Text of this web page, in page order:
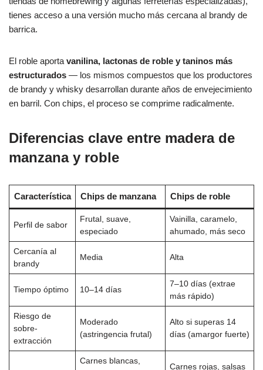
tienes acceso a una versión mucho más cercana al brandy de
barrica.
El roble aporta vanilina, lactonas de roble y taninos más
estructurados — los mismos compuestos que los productores
de brandy y whisky desarrollan durante años de envejecimiento
en barril. Con chips, el proceso se comprime radicalmente.
Diferencias clave entre madera de
manzana y roble
Característica Chips de manzana Chips de roble
Perfil de sabor
Frutal, suave,
especiado
Vainilla, caramelo,
ahumado, más seco
Cercanía al
brandy
Media Alta
Tiempo óptimo 10–14 días
7–10 días (extrae
más rápido)
Riesgo de
sobre-
extracción
Moderado
(astringencia frutal)
Alto si superas 14
días (amargor fuerte)
Carnes blancas,
Carnes rojas, salsas